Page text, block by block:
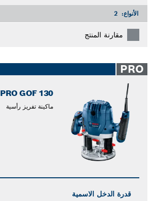
الأنواع: 2
مقارنة المنتج
PRO
PRO GOF 130
ماكينة تفريز رأسية
قدرة الدخل الاسمية